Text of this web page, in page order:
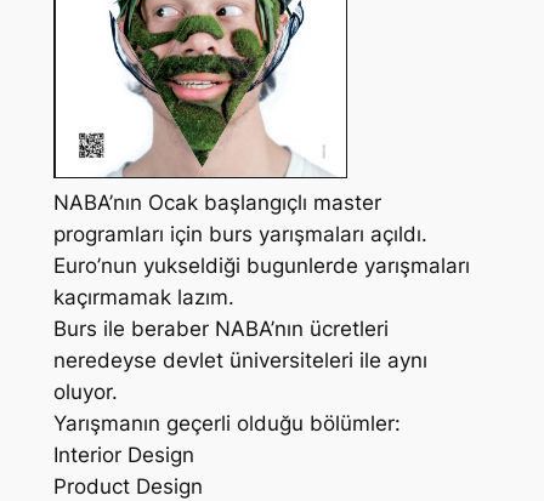
NABA’nın Ocak başlangıçlı master
programları için burs yarışmaları açıldı.
Euro’nun yukseldiği bugunlerde yarışmaları
kaçırmamak lazım.
Burs ile beraber NABA’nın ücretleri
neredeyse devlet üniversiteleri ile aynı
oluyor.
Yarışmanın geçerli olduğu bölümler:
Interior Design
Product Design